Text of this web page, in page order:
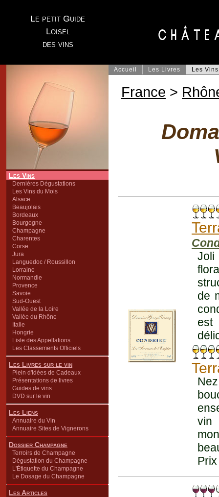
Le petit Guide
Loisel
des vins
Les Vins
Dernières Dégustations
Les Vins du Mois
Alsace
Beaujolais
Bordeaux
Bourgogne
Champagne
Charentes
Corse
Jura
Languedoc / Roussillon
Lorraine
Normandie
Provence
Savoie
Sud-Ouest
Vallée de la Loire
Vallée du Rhône
Italie
Hongrie
Liste des Appellations
Les Classements Officiels
Les Livres sur le vin
Plein d'Idées de Cadeaux
Présentations de livres
Guides de vins
DVD sur le vin
Les Liens
Annuaire du Vin
Annuaire Sites de Vignerons
Dossier Champagne
Terroirs de Champagne
Dégustation du Champagne
L'Étiquette du Champagne
Le Dosage du Champagne
Les Articles
Accueil Les Livres Les Vins
France >
Joli
de
est
vin